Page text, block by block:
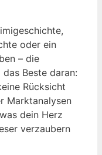
oder ein
– die
Beste daran:
Rücksicht
Marktanalysen
dein Herz
verzaubern